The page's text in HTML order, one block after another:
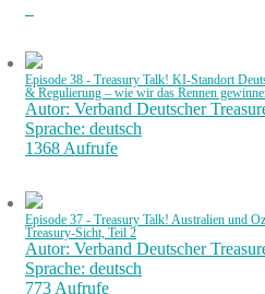
Episode 38 - Treasury Talk! KI-Standort
& Regulierung – wie wir das Rennen
Autor: Verband Deutscher
Sprache: deutsch
1368 Aufrufe
Episode 37 - Treasury Talk! Australien und
Treasury-Sicht, Teil 2
Autor: Verband Deutscher
Sprache: deutsch
773 Aufrufe